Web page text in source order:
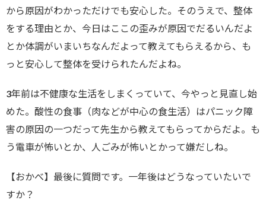
から原因がわかっただけでも安心した。そのうえで、整体
をする理由とか、今日はここの歪みが原因でだるいんだよ
とか体調がいまいちなんだよって教えてもらえるから、も
っと安心して整体を受けられたんだよね。
3年前は不健康な生活をしまくっていて、今やっと見直し始
めた。酸性の食事（肉などが中心の食生活）はパニック障
害の原因の一つだって先生から教えてもらってからだよ。も
う電車が怖いとか、人ごみが怖いとかって嫌だしね。
【おかべ】最後に質問です。一年後はどうなっていたいで
すか？